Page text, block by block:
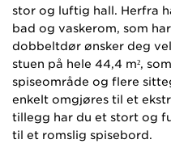
stor og luftig hall. Herfra
bad og vaskerom, som
dobbeltdør ønsker deg
stuen på hele 44,4 m²,
spiseområde og flere
enkelt omgjøres til et
tillegg har du et stort og
til et romslig spisebord.